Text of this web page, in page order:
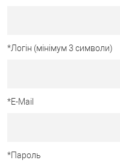
*Логін (мінімум 3 символи)
*E-Mail
*Пароль